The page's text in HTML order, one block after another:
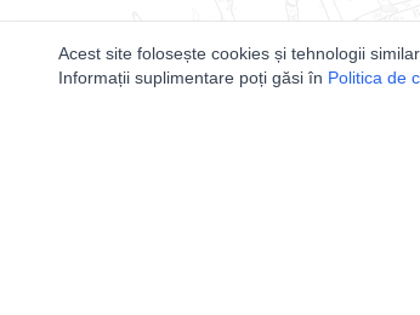
Acest site folosește cookies și tehnologii
Informații suplimentare poți găsi în Politica de